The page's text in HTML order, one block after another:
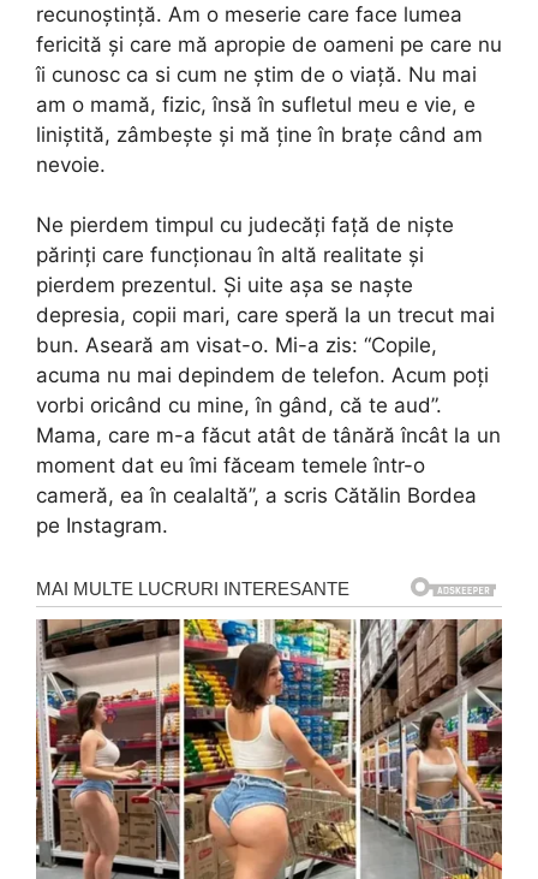
recunoștință. Am o meserie care face lumea
fericită și care mă apropie de oameni pe care nu
îi cunosc ca si cum ne știm de o viață. Nu mai
am o mamă, fizic, însă în sufletul meu e vie, e
liniștită, zâmbește și mă ține în brațe când am
nevoie.
Ne pierdem timpul cu judecăți față de niște
părinți care funcționau în altă realitate și
pierdem prezentul. Și uite așa se naște
depresia, copii mari, care speră la un trecut mai
bun. Aseară am visat-o. Mi-a zis: “Copile,
acuma nu mai depindem de telefon. Acum poți
vorbi oricând cu mine, în gând, că te aud”.
Mama, care m-a făcut atât de tânără încât la un
moment dat eu îmi făceam temele într-o
cameră, ea în cealaltă”, a scris Cătălin Bordea
pe Instagram.